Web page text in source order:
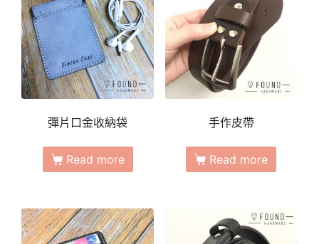
彈片口金收納袋
Read more
手作皮帶
Read more